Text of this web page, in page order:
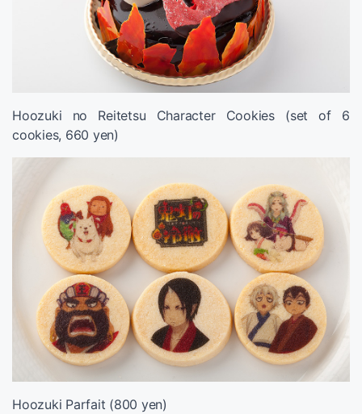
Hoozuki no Reitetsu Character Cookies (set of 6
cookies, 660 yen)
Hoozuki Parfait (800 yen)